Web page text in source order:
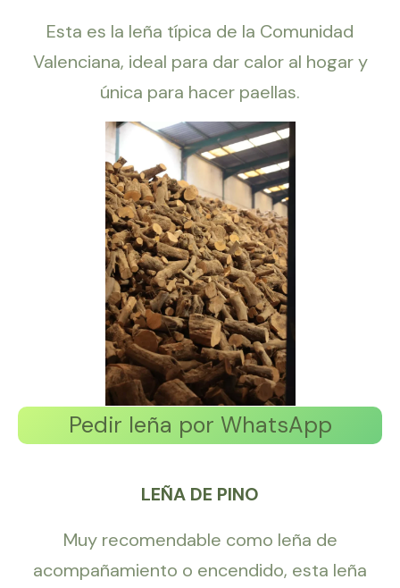
Esta es la leña típica de la Comunidad
Valenciana, ideal para dar calor al hogar y
única para hacer paellas.
Pedir leña por WhatsApp
LEÑA DE PINO
Muy recomendable como leña de
acompañamiento o encendido, esta leña